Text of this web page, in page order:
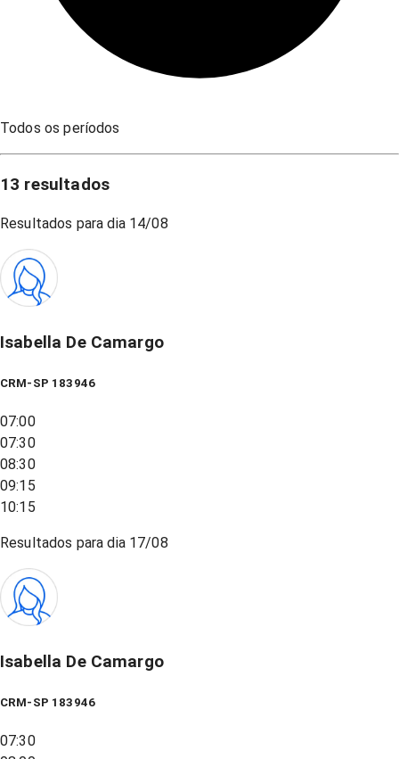
Todos os períodos
13 resultados
Resultados para dia 14/08
Isabella De Camargo
CRM-SP 183946
07:00
07:30
08:30
09:15
10:15
Resultados para dia 17/08
Isabella De Camargo
CRM-SP 183946
07:30